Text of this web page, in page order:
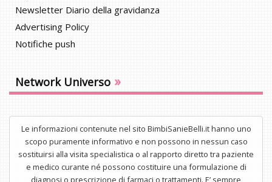
Newsletter Diario della gravidanza
Advertising Policy
Notifiche push
Network Universo »
Le informazioni contenute nel sito BimbiSanieBelli.it hanno uno
scopo puramente informativo e non possono in nessun caso
sostituirsi alla visita specialistica o al rapporto diretto tra paziente
e medico curante né possono costituire una formulazione di
diagnosi o prescrizione di farmaci o trattamenti. E’ sempre